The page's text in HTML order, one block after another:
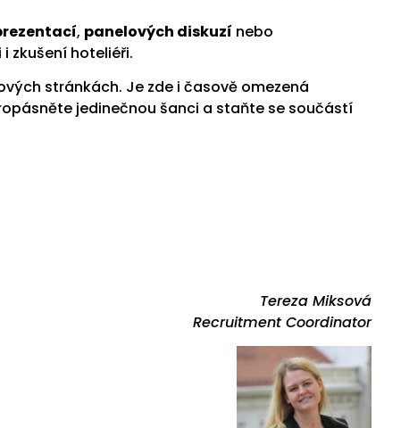
, panelových diskuzí nebo
zkušení hoteliéři.
stránkách. Je zde i časově omezená
jedinečnou šanci a staňte se součástí
Tereza Miksová
Recruitment Coordinator